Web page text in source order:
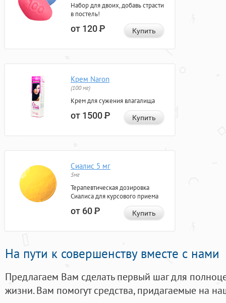
Набор для двоих, добавь страсти
в постель!
от 120Р Купить
Крем Naron
(100 мг)
Крем для сужения влагалища
от 1500Р Купить
Сиалис 5 мг
5мг
Терапевтическая дозировка
Сиалиса для курсового приема
от 60Р Купить
На пути к совершенству вместе с нами
Предлагаем Вам сделать первый шаг для
жизни. Вам помогут средства, придагаемые на